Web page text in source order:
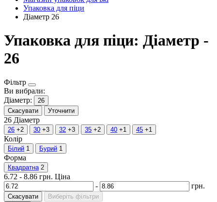
Упаковка для піци
Діаметр 26
Упаковка для піци: Діаметр -
26
Фільтр
Ви вибрали:
Діаметр:
26
Скасувати
Уточнити
26 Діаметр
26 +2 30 +3 32 +3 35 +2 40 +1 45 +1
Колір
Білий 1 Бурий 1
Форма
Квадратна 2
6.72 - 8.86 грн. Ціна
-
грн.
Скасувати
Виберіть фільтри